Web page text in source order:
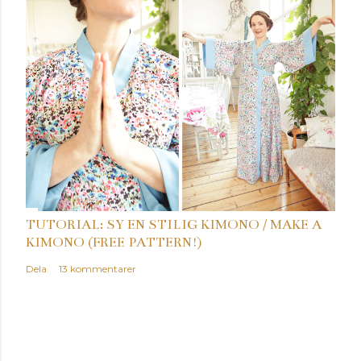
TUTORIAL: SY EN STILIG KIMONO / MAKE A
KIMONO (FREE PATTERN!)
Dela 13 kommentarer